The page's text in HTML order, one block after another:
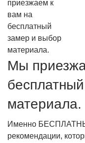
Мы
материала.
Именно
рекомендации,